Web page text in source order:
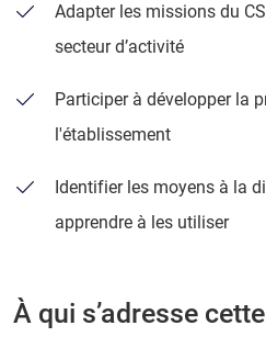
Adapter les missions du
secteur d’activité
Participer à développer la
l'établissement
Identifier les moyens à la
apprendre à les utiliser
À qui s’adresse